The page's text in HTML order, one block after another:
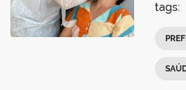
tags: